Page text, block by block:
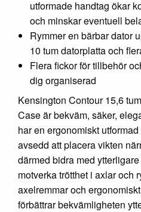
utformade handtag ökar
och minskar eventuell
Rymmer en bärbar dator
10 tum datorplatta och
Flera fickor för tillbehör
dig organiserad
Kensington Contour 15,6
Case är bekväm, säker,
har en ergonomiskt
avsedd att placera vikten
därmed bidra med
motverka trötthet i axlar och
axelremmar och
förbättrar bekvämligheten